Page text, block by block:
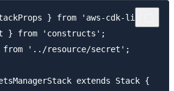
} from 'aws-cdk-lib';
} from 'constructs';
'../resource/secret';
extends Stack {